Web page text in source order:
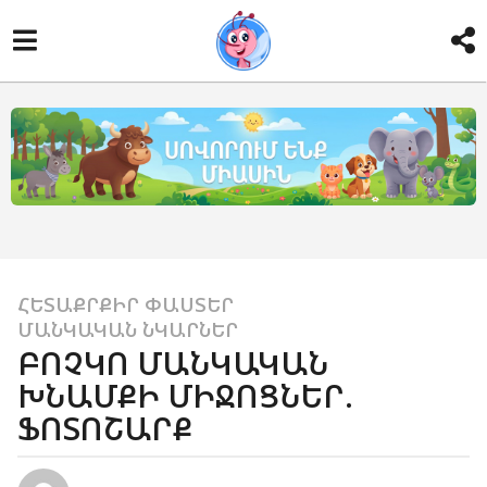
1
4
տ
ա
ր
ՀԵՏԱՔՐՔԻՐ ՓԱՍՏԵՐ
ՄԱՆԿԱԿԱՆ ՆԿԱՐՆԵՐ
ԲՈՉԿՈ ՄԱՆԿԱԿԱՆ
ԽՆԱՄՔԻ ՄԻՋՈՑՆԵՐ.
ՖՈՏՈՇԱՐՔ